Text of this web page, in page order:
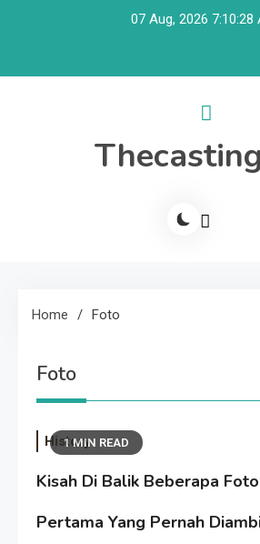
07 Aug, 2026 7:10:28
Home Foto
Foto
1 MIN READ
History
Kisah Di Balik Beberapa
Pertama Yang Pernah